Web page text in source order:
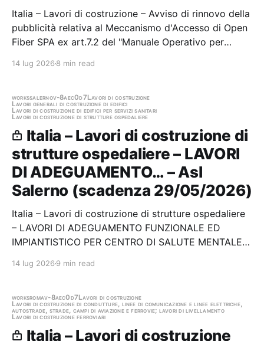
Italia – Lavori di costruzione – Avviso di rinnovo della
pubblicità relativa al Meccanismo d'Accesso di Open
Fiber SPA ex art.7.2 del "Manuale Operativo per
indetti dal concessionario Open Fiber SPA nel
14 lug 2026 8 min read
workssalernov-8aec0d7Lavori di costruzione
Lavori generali di costruzione di edifici
Lavori di costruzione di edifici per servizi sanitari
Lavori di costruzione di strutture ospedaliere
Italia – Lavori di costruzione di
strutture ospedaliere – LAVORI
DI ADEGUAMENTO… – Asl
Salerno (scadenza 29/05/2026)
Italia – Lavori di costruzione di strutture ospedaliere
– LAVORI DI ADEGUAMENTO FUNZIONALE ED
IMPIANTISTICO PER CENTRO DI SALUTE MENTALE E
U.O.S.M. DI SANTARSENIO DA INSTALLARE NELLEX
29/05/2026 Gara scaduta,…
14 lug 2026 9 min read
worksromav-8aec0d7Lavori di costruzione
Lavori di costruzione di condutture, linee di comunicazione e linee elettriche,
autostrade, strade, campi di aviazione e ferrovie; lavori di livellamento
Lavori di costruzione ferroviari
Italia – Lavori di costruzione